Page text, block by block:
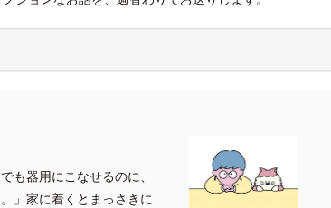
も器用にこなせるのに、
」家に着くとまっさきに